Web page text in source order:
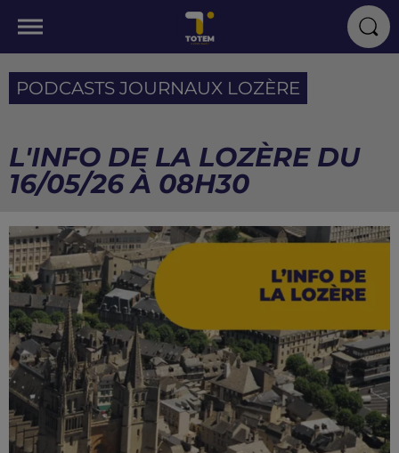
PODCASTS JOURNAUX LOZÈRE
L'INFO DE LA LOZÈRE DU
16/05/26 À 08H30